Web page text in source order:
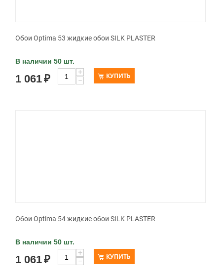
Обои Optima 53 жидкие обои SILK PLASTER
В наличии 50 шт.
1 061₽
+
−
КУПИТЬ
Обои Optima 54 жидкие обои SILK PLASTER
В наличии 50 шт.
1 061₽
+
−
КУПИТЬ